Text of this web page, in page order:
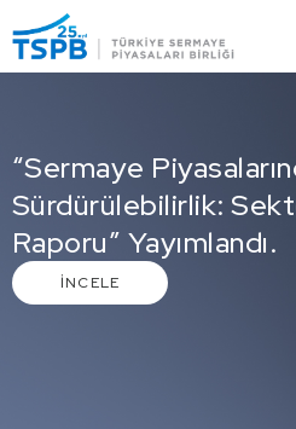
Close
“Sermaye
Sürdürülebilirlik:
Raporu” Yayımlandı.
İNCELE